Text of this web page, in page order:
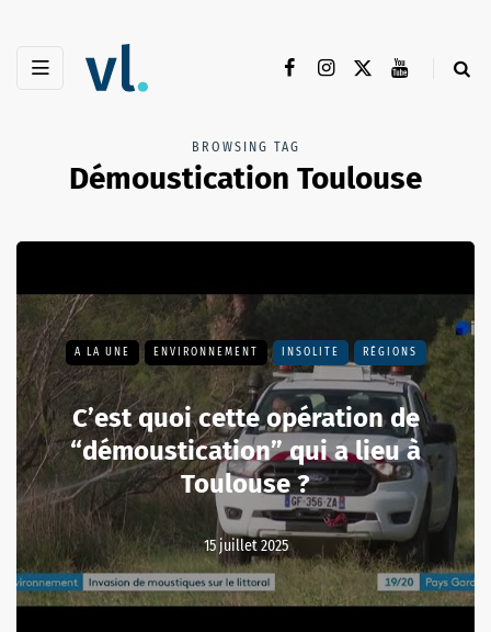
BROWSING TAG
Démoustication Toulouse
A LA UNE ENVIRONNEMENT INSOLITE RÉGIONS
C’est quoi cette opération de
“démoustication” qui a lieu à
Toulouse ?
15 juillet 2025